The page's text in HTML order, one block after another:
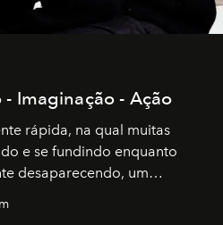
Imaginação - Ação
rápida, na qual muitas
e se fundindo enquanto
desaparecendo, um
caminho para muitos